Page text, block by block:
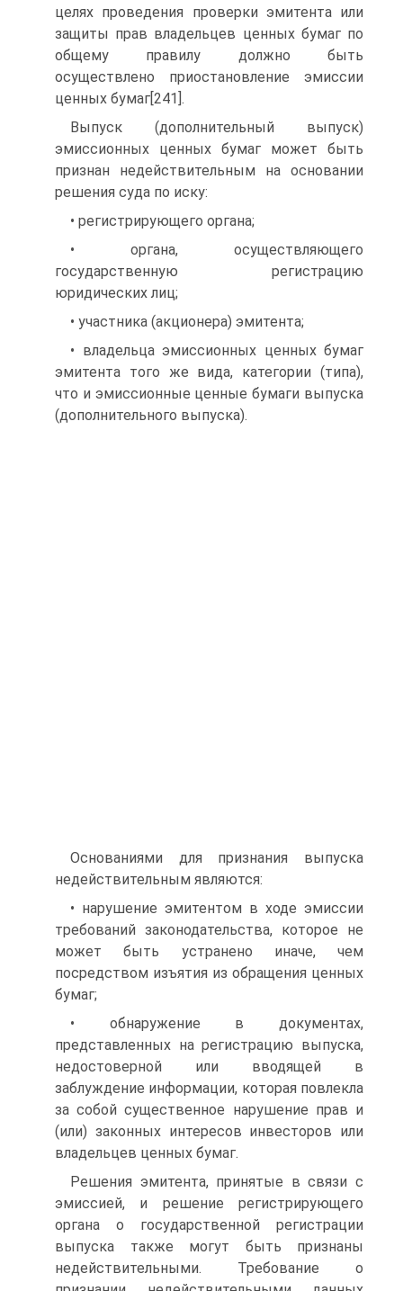
целях проведения проверки эмитента или
защиты прав владельцев ценных бумаг по
общему правилу должно быть
осуществлено приостановление эмиссии
ценных бумаг[241].
Выпуск (дополнительный выпуск)
эмиссионных ценных бумаг может быть
признан недействительным на основании
решения суда по иску:
• регистрирующего органа;
• органа, осуществляющего
государственную регистрацию
юридических лиц;
• участника (акционера) эмитента;
• владельца эмиссионных ценных бумаг
эмитента того же вида, категории (типа),
что и эмиссионные ценные бумаги выпуска
(дополнительного выпуска).
Основаниями для признания выпуска
недействительным являются:
• нарушение эмитентом в ходе эмиссии
требований законодательства, которое не
может быть устранено иначе, чем
посредством изъятия из обращения ценных
бумаг;
• обнаружение в документах,
представленных на регистрацию выпуска,
недостоверной или вводящей в
заблуждение информации, которая повлекла
за собой существенное нарушение прав и
(или) законных интересов инвесторов или
владельцев ценных бумаг.
Решения эмитента, принятые в связи с
эмиссией, и решение регистрирующего
органа о государственной регистрации
выпуска также могут быть признаны
недействительными. Требование о